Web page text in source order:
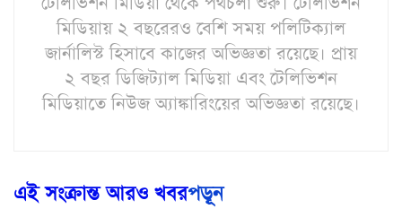
মিডিয়ায় ২ বছরেরও বেশি সময় পলিটিক্যাল
জার্নালিস্ট হিসাবে কাজের অভিজ্ঞতা রয়েছে। প্রায়
২ বছর ডিজিট্যাল মিডিয়া এবং টেলিভিশন
মিডিয়াতে নিউজ অ্যাঙ্কারিংয়ের অভিজ্ঞতা রয়েছে।
এই সংক্রান্ত আরও খবরপড়ূন